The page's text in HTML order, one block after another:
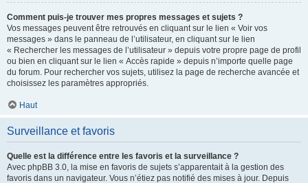
Comment puis-je trouver mes propres messages et sujets ?
Vos messages peuvent être retrouvés en cliquant sur le lien « Voir vos
messages » dans le panneau de l’utilisateur, en cliquant sur le lien
« Rechercher les messages de l’utilisateur » depuis votre propre page de profil
ou bien en cliquant sur le lien « Accès rapide » depuis n’importe quelle page
du forum. Pour rechercher vos sujets, utilisez la page de recherche avancée et
choisissez les paramètres appropriés.
Haut
Surveillance et favoris
Quelle est la différence entre les favoris et la surveillance ?
Avec phpBB 3.0, la mise en favoris de sujets s’apparentait à la gestion des
favoris dans un navigateur. Vous n’étiez pas notifié des mises à jour. Depuis